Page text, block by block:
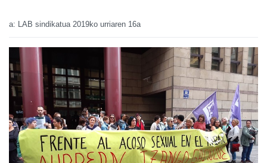
a: LAB sindikatua 2019ko urriaren 16a